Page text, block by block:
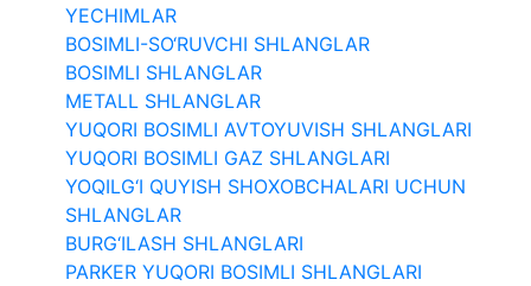
YECHIMLAR
BOSIMLI-SO‘RUVCHI SHLANGLAR
BOSIMLI SHLANGLAR
METALL SHLANGLAR
YUQORI BOSIMLI AVTOYUVISH SHLANGLARI
YUQORI BOSIMLI GAZ SHLANGLARI
YOQILG‘I QUYISH SHOXOBCHALARI UCHUN
SHLANGLAR
BURG‘ILASH SHLANGLARI
PARKER YUQORI BOSIMLI SHLANGLARI